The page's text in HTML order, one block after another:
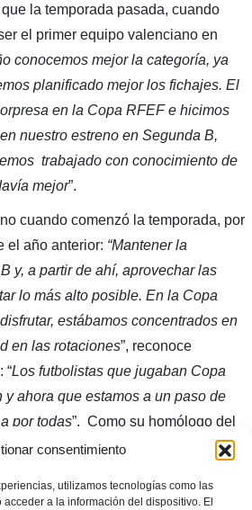
consentimiento
utilizamos tecnologías como las
a la información del dispositivo. El
la temporada pasada, cuando
el primer equipo valenciano en
conocemos mejor la categoría, ya
planificado mejor los fichajes. El
en la Copa RFEF e hicimos
nuestro estreno en Segunda B,
trabajado con conocimiento de
mejor”.
cuando comenzó la temporada, por
el año anterior: “Mantener la
y, a partir de ahí, aprovechar las
lo más alto posible. En la Copa
estábamos concentrados en
en las rotaciones”, reconoce
“Los futbolistas que jugaban Copa
ahora que estamos a un paso de
por todas”. Como su homólogo del
del Saguntino ve con muy buenos
en su campo. “Siempre es